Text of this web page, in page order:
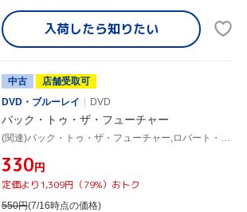
入荷したら知りたい
中古
店舗受取可
DVD・ブルーレイ
DVD
バック・トゥ・ザ・フューチャー
¥330円
定価より1,309円（79%）おトク
550円(7/16時点の価格)